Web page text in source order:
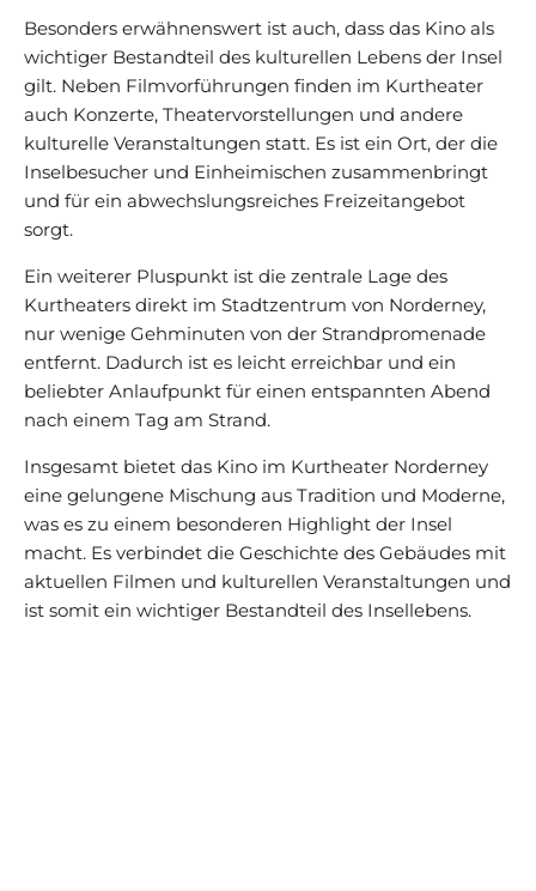
Besonders erwähnenswert ist auch, dass das Kino als
wichtiger Bestandteil des kulturellen Lebens der Insel
gilt. Neben Filmvorführungen finden im Kurtheater
auch Konzerte, Theatervorstellungen und andere
kulturelle Veranstaltungen statt. Es ist ein Ort, der die
Inselbesucher und Einheimischen zusammenbringt
und für ein abwechslungsreiches Freizeitangebot
sorgt.
Ein weiterer Pluspunkt ist die zentrale Lage des
Kurtheaters direkt im Stadtzentrum von Norderney,
nur wenige Gehminuten von der Strandpromenade
entfernt. Dadurch ist es leicht erreichbar und ein
beliebter Anlaufpunkt für einen entspannten Abend
nach einem Tag am Strand.
Insgesamt bietet das Kino im Kurtheater Norderney
eine gelungene Mischung aus Tradition und Moderne,
was es zu einem besonderen Highlight der Insel
macht. Es verbindet die Geschichte des Gebäudes mit
aktuellen Filmen und kulturellen Veranstaltungen und
ist somit ein wichtiger Bestandteil des Insellebens.